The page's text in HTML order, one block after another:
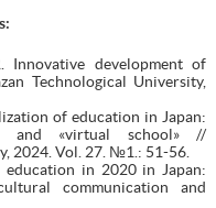
Innovative development of
Technological University,
of education in Japan:
and «virtual school» //
2024. Vol. 27. №1.: 51-56.
education in 2020 in Japan:
communication and